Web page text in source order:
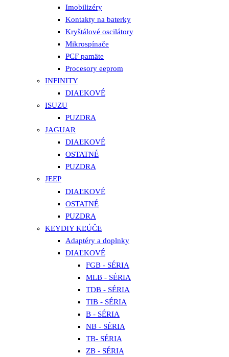
Imobilizéry
Kontakty na baterky
Kryštálové oscilátory
Mikrospínače
PCF pamäte
Procesory eeprom
INFINITY
DIAĽKOVÉ
ISUZU
PUZDRA
JAGUAR
DIAĽKOVÉ
OSTATNÉ
PUZDRA
JEEP
DIAĽKOVÉ
OSTATNÉ
PUZDRA
KEYDIY KĽÚČE
Adaptéry a doplnky
DIAĽKOVÉ
FGB - SÉRIA
MLB - SÉRIA
TDB - SÉRIA
TIB - SÉRIA
B - SÉRIA
NB - SÉRIA
TB- SÉRIA
ZB - SÉRIA